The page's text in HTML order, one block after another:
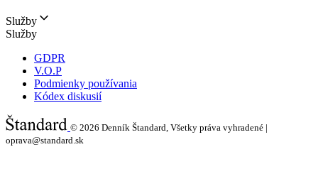
Služby
Služby
GDPR
V.O.P
Podmienky používania
Kódex diskusií
© 2026 Denník Štandard, Všetky práva vyhradené |
oprava@standard.sk